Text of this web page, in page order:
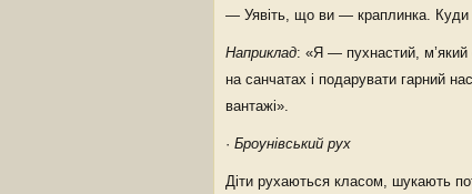
— Уявіть, що ви — краплинка. Куди
Наприклад: «Я — пухнастий, м’який
на санчатах і подарувати гарний
вантажі».
· Броунівський рух
Діти рухаються класом, шукають